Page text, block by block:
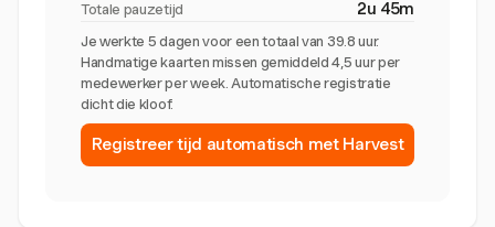
Totale pauzetijd 2u 45m
Je werkte 5 dagen voor een totaal van 39.8 uur.
Handmatige kaarten missen gemiddeld 4,5 uur per
medewerker per week. Automatische registratie
dicht die kloof.
Registreer tijd automatisch met Harvest